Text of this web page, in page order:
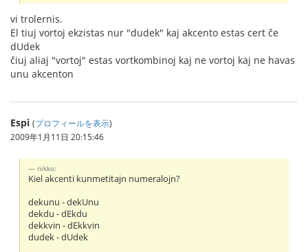
vi trolernis.
El tiuj vortoj ekzistas nur "dudek" kaj akcento estas cert ĉe
dUdek
ĉiuj aliaj "vortoj" estas vortkombinoj kaj ne vortoj kaj ne havas
unu akcenton
Espi (プロフィールを表示)
2009年1月11日 20:15:46
nikko:
Kiel akcenti kunmetitajn numeralojn?
dekunu - dekUnu
dekdu - dEkdu
dekkvin - dEkkvin
dudek - dUdek